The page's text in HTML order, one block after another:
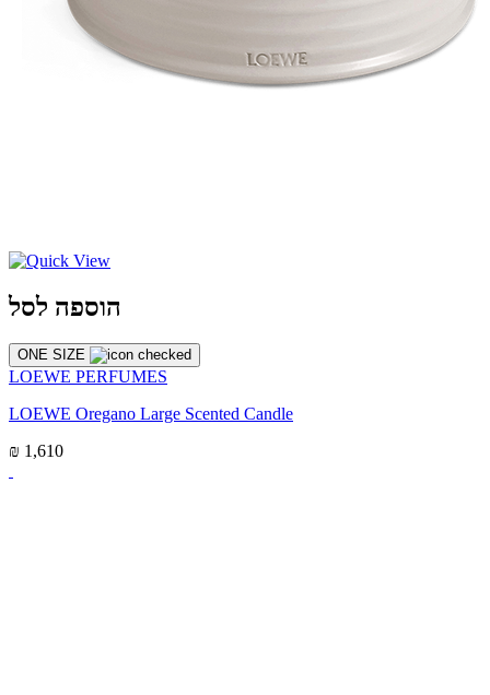
הוספה לסל
ONE SIZE
LOEWE PERFUMES
LOEWE Oregano Large Scented Candle
₪ 1,610